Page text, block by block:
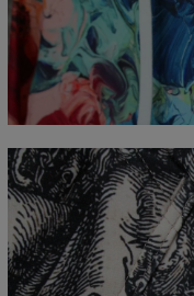
A - Długość całkowita
B - Sz. klatki piersiowej
C - Długość rękawów